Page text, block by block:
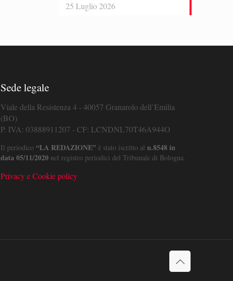
25 Luglio 2026
Sede legale
Viale della Resistenza 4 - 40057 Granarolo dell’Emilia
(BO)
P. IVA: 03888911207 - CF: LCNDNL70T46A944O
Il periodico “LA REDAZIONE”è stato iscritto al n.8548 in
data 05/11/2020nel registro periodici del Tribunale di Bologna.
Privacy e Cookie policy